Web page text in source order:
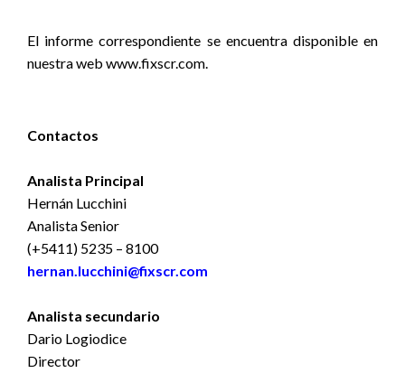
El informe correspondiente se encuentra disponible en
nuestra web www.fixscr.com.
Contactos
Analista Principal
Hernán Lucchini
Analista Senior
(+5411) 5235 – 8100
hernan.lucchini@fixscr.com
Analista secundario
Dario Logiodice
Director